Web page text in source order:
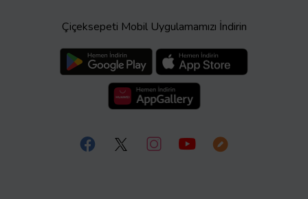
Çiçeksepeti Mobil Uygulamamızı İndirin